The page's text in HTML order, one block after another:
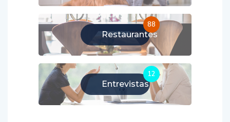
Restaurantes
88
Entrevistas
12